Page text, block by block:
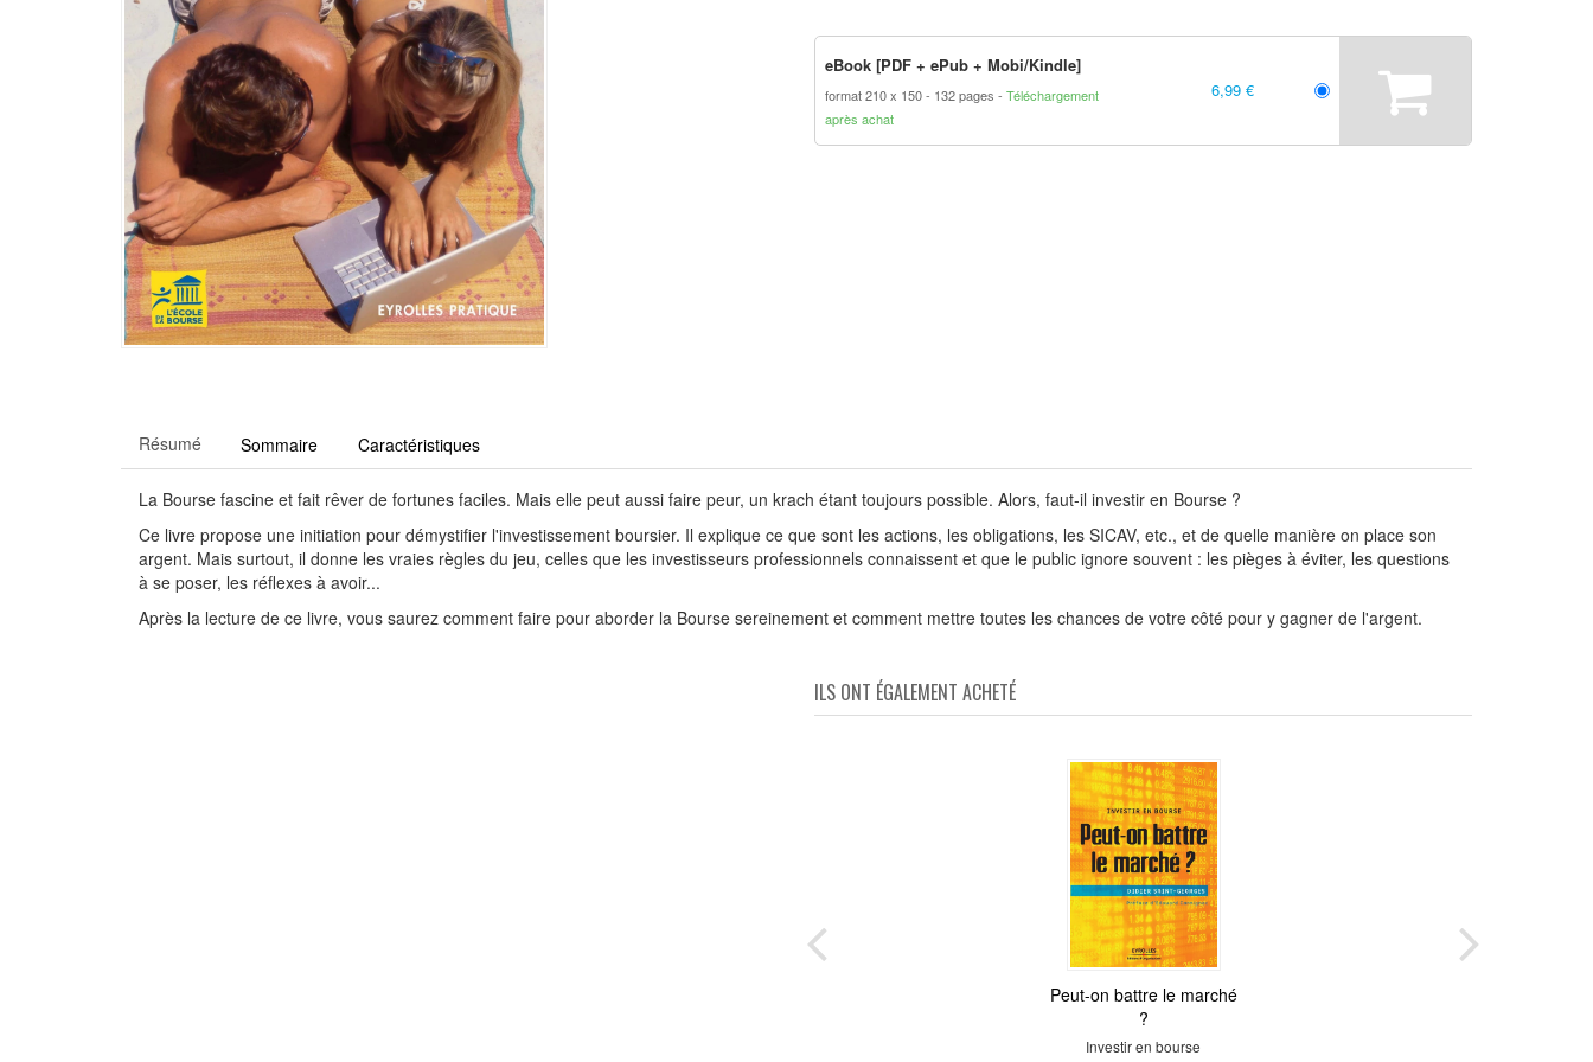
eBook [PDF + ePub + Mobi/Kindle]
format 210 x 150 132 pages
Téléchargement
après achat
6,99 €
Résumé Sommaire Caractéristiques
La Bourse fascine et fait rêver de fortunes faciles. Mais elle peut aussi faire peur, un krach étant toujours possible. Alors, faut-il investir en Bourse ?
Ce livre propose une initiation pour démystifier l'investissement boursier. Il explique ce que sont les actions, les obligations, les SICAV, etc., et de quelle manière on place son
argent. Mais surtout, il donne les vraies règles du jeu, celles que les investisseurs professionnels connaissent et que le public ignore souvent : les pièges à éviter, les questions
à se poser, les réflexes à avoir...
Après la lecture de ce livre, vous saurez comment faire pour aborder la Bourse sereinement et comment mettre toutes les chances de votre côté pour y gagner de l'argent.
ILS ONT ÉGALEMENT ACHETÉ
Peut-on battre le marché
?
Investir en bourse